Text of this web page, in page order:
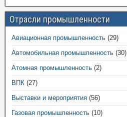
Отрасли промышленности
Авиационная промышленность (29)
Автомобильная промышленность (30)
Атомная промышленность (2)
ВПК (27)
Выставки и мероприятия (56)
Газовая промышленность (10)